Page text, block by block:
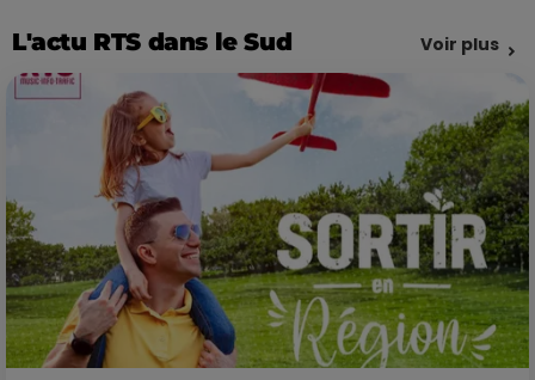
L'actu RTS dans le Sud Voir plus